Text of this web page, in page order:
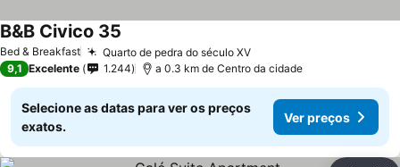
Bed & Breakfast Quarto de pedra do século XV
B&B Civico 35
9,1 Excelente 1.244 a 0.3 km de Centro da cidade
Selecione as datas para ver os preços
exatos.
Ver preços